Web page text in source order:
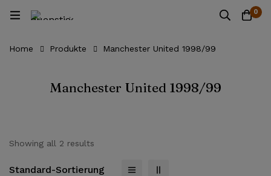
0
Home Produkte Manchester United 1998/99
Manchester United 1998/99
Showing all 2 results
Standard-Sortierung